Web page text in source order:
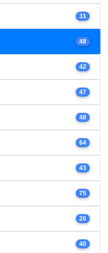
31
48
42
47
48
64
43
75
26
40